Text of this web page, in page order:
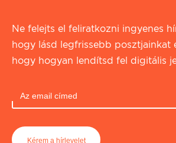
Ne felejts el feliratkozni ingyenes
hogy lásd legfrissebb posztjainkat
hogy hogyan lendítsd fel digitális